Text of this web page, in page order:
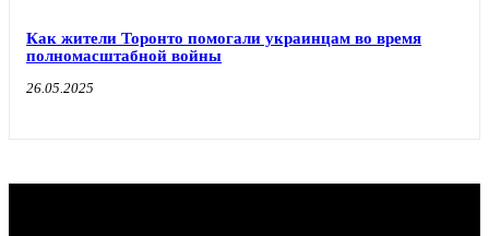
Как жители Торонто помогали украинцам во время
полномасштабной войны
26.05.2025